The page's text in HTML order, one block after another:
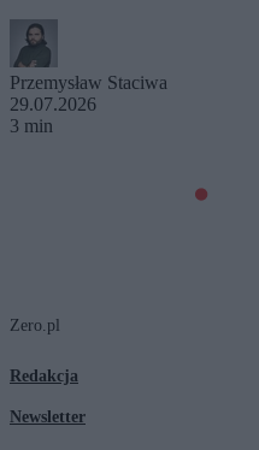
Przemysław Staciwa
29.07.2026
3 min
Zero.pl
Redakcja
Newsletter